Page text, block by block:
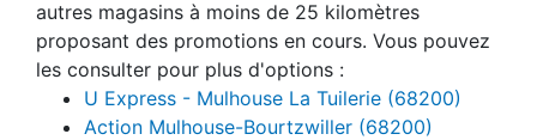
autres magasins à moins de 25 kilomètres
proposant des promotions en cours. Vous pouvez
les consulter pour plus d'options :
U Express - Mulhouse La Tuilerie (68200)
Action Mulhouse-Bourtzwiller (68200)